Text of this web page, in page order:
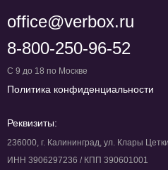
office@verbox.ru
8-800-250-96-52
С 9 до 18 по Москве
Политика конфиденциальности
Реквизиты:
236000, г. Калининград, ул. Клары
ИНН 3906297236 / КПП 390601001